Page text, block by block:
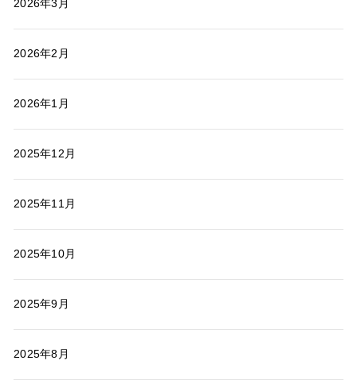
2026年3月
2026年2月
2026年1月
2025年12月
2025年11月
2025年10月
2025年9月
2025年8月